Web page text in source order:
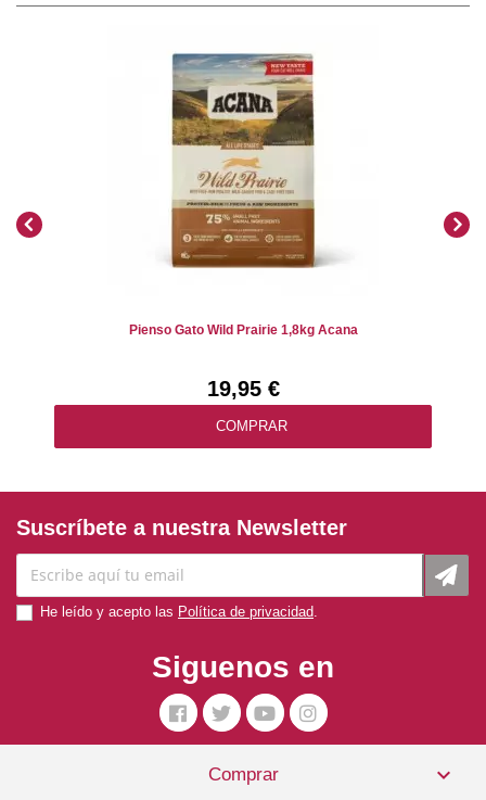
Pienso Gato Wild Prairie 1,8kg Acana
19,95 €
COMPRAR
Pienso Gato Lata Pollo Con Calabaza 156 Gr. Applaws
Suscríbete a nuestra Newsletter
He leído y acepto las Política de privacidad
Siguenos en
Comprar 